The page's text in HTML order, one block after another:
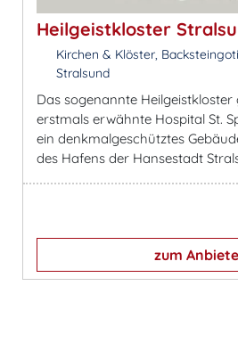
Heilgeistkloster
Kirchen & Klöster,
Stralsund
Das sogenannte Heilgeistkloster
erstmals erwähnte Hospital St.
ein denkmalgeschütztes
des Hafens der Hansestadt
zum